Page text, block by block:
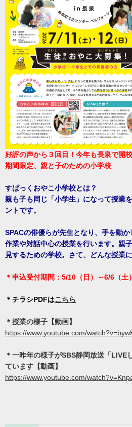
好評の声から３回目！今年も長泉で開校
期間限定、親と子のための小学校
すぱっくおやこ小学校とは？
親も子も同じ「小学生」になって授業
ントです。
SPACの俳優らが先生となり、手を動
作業や対話中心の授業を行います。親
見するための学校。さて、どんな授業
＊申込受付期間：5/10（日）～6/6（土）
＊チラシPDFはこちら
＊授業の様子【動画】
https://www.youtube.com/
＊一昨年の様子がSBS静岡放送「LIVE
ています【動画】
https://www.youtube.com/